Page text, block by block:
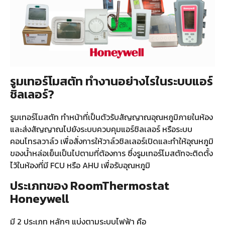
รูมเทอร์โมสตัท ทำงานอย่างไรในระบบแอร์
ชิลเลอร์?
รูมเทอร์โมสตัท ทำหน้าที่เป็นตัวรับสัญญาณอุณหภูมิภายในห้อง
และส่งสัญญาณไปยังระบบควบคุมแอร์ชิลเลอร์ หรือระบบ
คอนโทรลวาล์ว เพื่อสั่งการให้วาล์วชิลเลอร์เปิดและทำให้อุณหภูมิ
ของน้ำหล่อเย็นเป็นไปตามที่ต้องการ ซึ่งรูมเทอร์โมสตัทจะติดตั้ง
ไว้ในห้องที่มี FCU หรือ AHU เพื่อรับอุณหภูมิ
ประเภทของ RoomThermostat
Honeywell
มี 2 ประเภท หลักๆ แบ่งตามระบบไฟฟ้า คือ